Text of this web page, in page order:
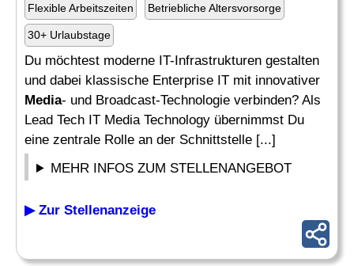
Flexible Arbeitszeiten Betriebliche Altersvorsorge
30+ Urlaubstage
Du möchtest moderne IT-Infrastrukturen gestalten
und dabei klassische Enterprise IT mit innovativer
Media- und Broadcast-Technologie verbinden? Als
Lead Tech IT Media Technology übernimmst Du
eine zentrale Rolle an der Schnittstelle [...]
MEHR INFOS ZUM STELLENANGEBOT
▶ Zur Stellenanzeige